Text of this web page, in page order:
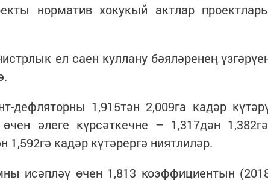
норматив хокукый актлар
ел саен куллану бәяләренең
дефляторны 1,915тән 2,009га кадәр
әлеге күрсәткечне – 1,317дән
кадәр күтәрергә ниятлиләр.
исәпләү өчен 1,813 коэффициентын